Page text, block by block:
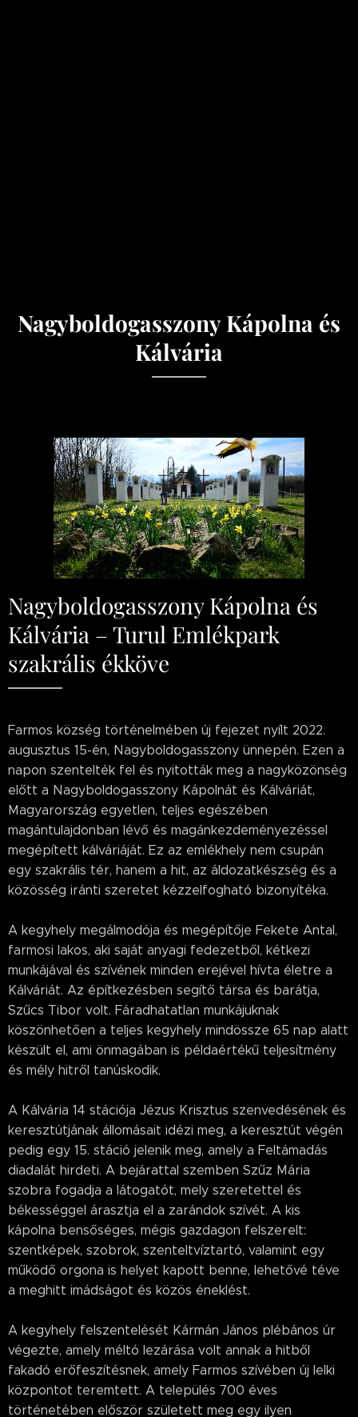
Nagyboldogasszony Kápolna és
Kálvária
Nagyboldogasszony Kápolna és
Kálvária – Turul Emlékpark
szakrális ékköve
Farmos község történelmében új fejezet nyílt 2022.
augusztus 15-én, Nagyboldogasszony ünnepén. Ezen a
napon szentelték fel és nyitották meg a nagyközönség
előtt a Nagyboldogasszony Kápolnát és Kálváriát,
Magyarország egyetlen, teljes egészében
magántulajdonban lévő és magánkezdeményezéssel
megépített kálváriáját. Ez az emlékhely nem csupán
egy szakrális tér, hanem a hit, az áldozatkészség és a
közösség iránti szeretet kézzelfogható bizonyítéka.
A kegyhely megálmodója és megépítője Fekete Antal,
farmosi lakos, aki saját anyagi fedezetből, kétkezi
munkájával és szívének minden erejével hívta életre a
Kálváriát. Az építkezésben segítő társa és barátja,
Szűcs Tibor volt. Fáradhatatlan munkájuknak
köszönhetően a teljes kegyhely mindössze 65 nap alatt
készült el, ami önmagában is példaértékű teljesítmény
és mély hitről tanúskodik.
A Kálvária 14 stációja Jézus Krisztus szenvedésének és
keresztútjának állomásait idézi meg, a keresztút végén
pedig egy 15. stáció jelenik meg, amely a Feltámadás
diadalát hirdeti. A bejárattal szemben Szűz Mária
szobra fogadja a látogatót, mely szeretettel és
békességgel árasztja el a zarándok szívét. A kis
kápolna bensőséges, mégis gazdagon felszerelt:
szentképek, szobrok, szenteltvíztartó, valamint egy
működő orgona is helyet kapott benne, lehetővé téve
a meghitt imádságot és közös éneklést.
A kegyhely felszentelését Kármán János plébános úr
végezte, amely méltó lezárása volt annak a hitből
fakadó erőfeszítésnek, amely Farmos szívében új lelki
központot teremtett. A település 700 éves
történetében először született meg egy ilyen